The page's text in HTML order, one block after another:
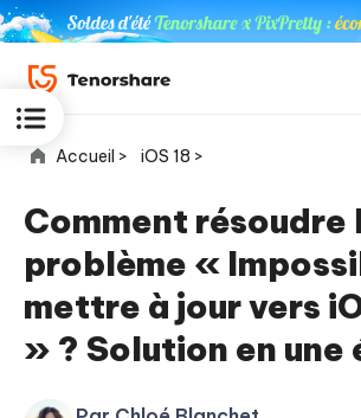
for iOS
PDF
New
Accueil > iOS 18 >
Comment résoudre
problème «
mettre à jour vers
» ? Solution en une